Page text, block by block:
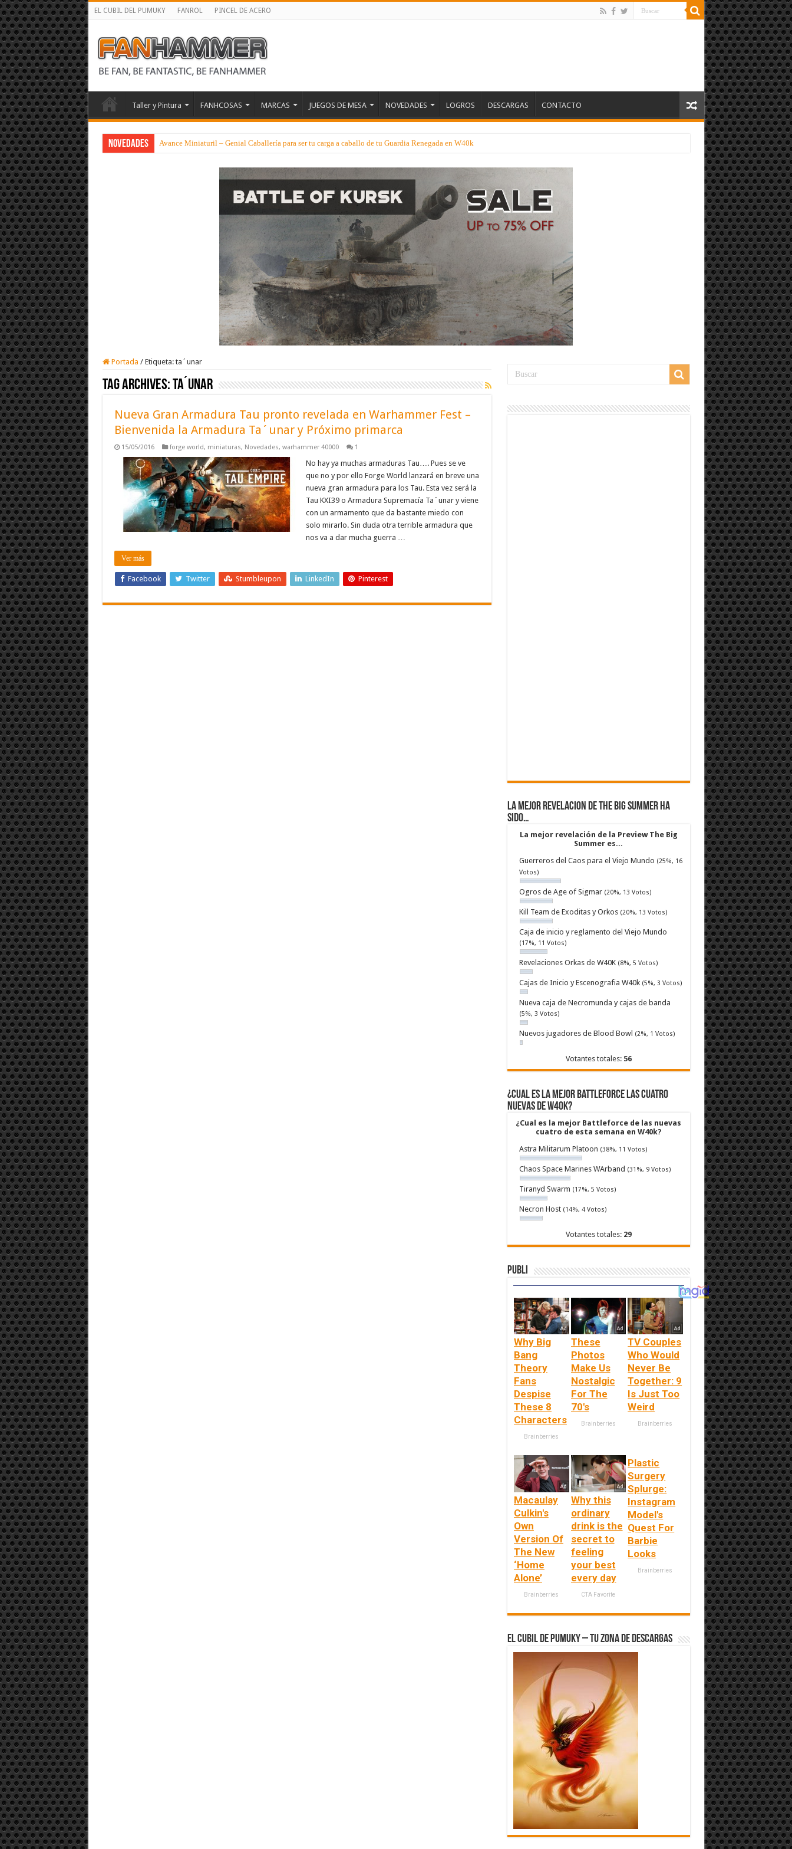
EL CUBIL DEL PUMUKY FANROL PINCEL DE ACERO
Taller y Pintura FANHCOSAS MARCAS JUEGOS DE MESA NOVEDADES LOGROS DESCARGAS CONTACTO
NOVEDADES Avance Miniaturil – Genial Caballería para ser tu carga a caballo de tu Guardia Renegada en W40k
Portada / Etiqueta: ta´unar
Tag Archives:ta´unar
Nueva Gran Armadura Tau pronto revelada en Warhammer Fest –
Bienvenida la Armadura Ta´unar y Próximo primarca
15/05/2016 forge world, miniaturas, Novedades, warhammer 40000 1
No hay ya muchas armaduras Tau…. Pues se ve
que no y por ello Forge World lanzará en breve una
nueva gran armadura para los Tau. Esta vez será la
Tau KXI39 o Armadura Supremacía Ta´unar y viene
con un armamento que da bastante miedo con
solo mirarlo. Sin duda otra terrible armadura que
nos va a dar mucha guerra …
Ver más
Facebook Twitter Stumbleupon LinkedIn Pinterest
La mejor revelacion de The Big Summer ha
sido…
La mejor revelación de la Preview The Big
Summer es...
Guerreros del Caos para el Viejo Mundo (25%, 16
Votos)
Ogros de Age of Sigmar (20%, 13 Votos)
Kill Team de Exoditas y Orkos (20%, 13 Votos)
Caja de inicio y reglamento del Viejo Mundo
(17%, 11 Votos)
Revelaciones Orkas de W40K (8%, 5 Votos)
Cajas de Inicio y Escenografia W40k (5%, 3 Votos)
Nueva caja de Necromunda y cajas de banda
(5%, 3 Votos)
Nuevos jugadores de Blood Bowl (2%, 1 Votos)
Votantes totales: 56
¿Cual es la mejor Battleforce las cuatro
nuevas de W40k?
¿Cual es la mejor Battleforce de las nuevas
cuatro de esta semana en W40k?
Astra Militarum Platoon (38%, 11 Votos)
Chaos Space Marines WArband (31%, 9 Votos)
Tiranyd Swarm (17%, 5 Votos)
Necron Host (14%, 4 Votos)
Votantes totales: 29
Publi
Why Big
Bang
Theory
Fans
Despise
These 8
Characters
Brainberries
These
Photos
Make Us
Nostalgic
For The
70's
Brainberries
TV Couples
Who Would
Never Be
Together: 9
Is Just Too
Weird
Brainberries
Macaulay
Culkin's
Own
Version Of
The New
‘Home
Alone’
Brainberries
Why this
ordinary
drink is the
secret to
feeling
your best
every day
CTA Favorite
Plastic
Surgery
Splurge:
Instagram
Model's
Quest For
Barbie
Looks
Brainberries
El Cubil de Pumuky – Tu zona de Descargas